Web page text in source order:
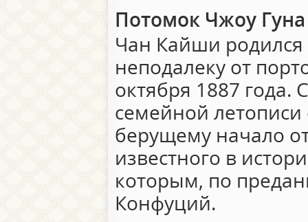
Потомок Чжоу Гуна
Чан Кайши родился
неподалеку от
октября 1887 года.
семейной
берущему начало
известного в
которым, по
Конфуций.